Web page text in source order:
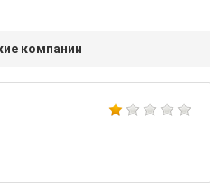
компании